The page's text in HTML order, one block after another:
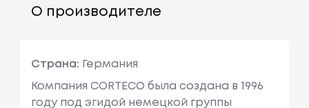
О производителе
Страна: Германия
Компания CORTECO была создана в 1996
году под эгидой немецкой группы